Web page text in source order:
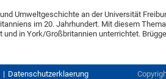
Umweltgeschichte an der Universität
im 20. Jahrhundert. Mit diesem
in York/Großbritannien unterrichtet.
Datenschutzerklaerung